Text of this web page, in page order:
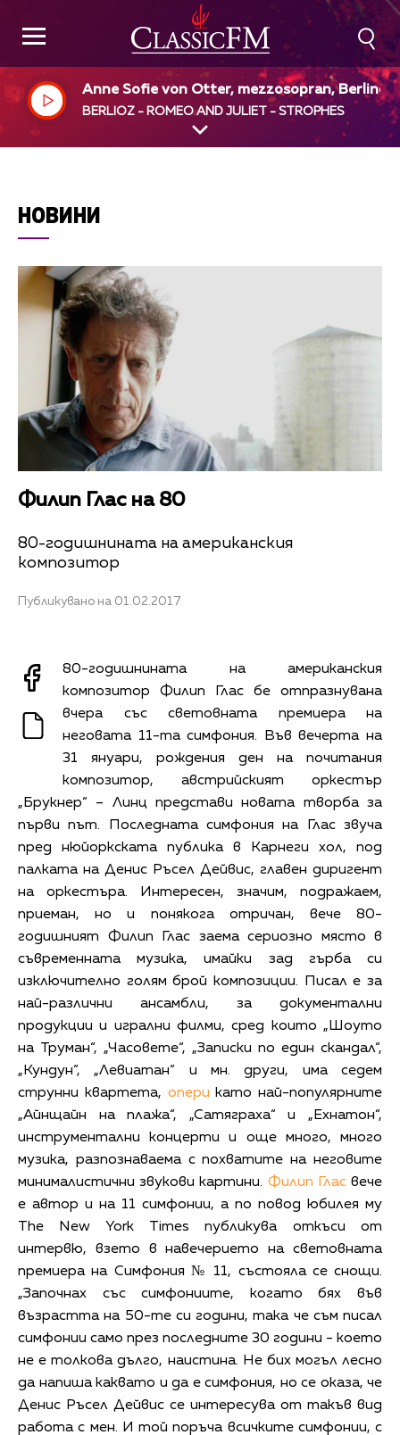
Anne Sofie von Otter, mezzosopran, Berliner
hilharmoniker, James Levine, dir
BERLIOZ - ROMEO AND JULIET - STROPHES
НОВИНИ
Филип Глас на 80
80-годишнината на американския
композитор
Публикувано на 01.02.2017
80-годишнината на американския
композитор Филип Глас бе отпразнувана
вчера със световната премиера на
неговата 11-та симфония. Във вечерта на
31 януари, рождения ден на почитания
композитор, австрийският оркестър
„Брукнер“ – Линц представи новата творба за
първи път. Последната симфония на Глас звуча
пред нюйоркската публика в Карнеги хол, под
палката на Денис Ръсел Дейвис, главен диригент
на оркестъра. Интересен, значим, подражаем,
приеман, но и понякога отричан, вече 80-
годишният Филип Глас заема сериозно място в
съвременната музика, имайки зад гърба си
изключително голям брой композиции. Писал е за
най-различни ансамбли, за документални
продукции и игрални филми, сред които „Шоуто
на Труман“, „Часовете“, „Записки по един скандал“,
„Кундун“, „Левиатан“ и мн. други, има седем
струнни квартета, опери като най-популярните
„Айнщайн на плажа“, „Сатяграха“ и „Ехнатон“,
инструментални концерти и още много, много
музика, разпознаваема с похватите на неговите
минималистични звукови картини. Филип Гласвече
е автор и на 11 симфонии, а по повод юбилея му
The New York Times публикува откъси от
интервю, взето в навечерието на световната
премиера на Симфония № 11, състояла се снощи.
„Започнах със симфониите, когато бях във
възрастта на 50-те си години, така че съм писал
симфонии само през последните 30 години - което
не е толкова дълго, наистина. Не бих могъл лесно
да напиша каквато и да е симфония, но се оказа, че
Денис Ръсел Дейвис се интересува от такъв вид
работа с мен. И той поръча всичките симфонии, с